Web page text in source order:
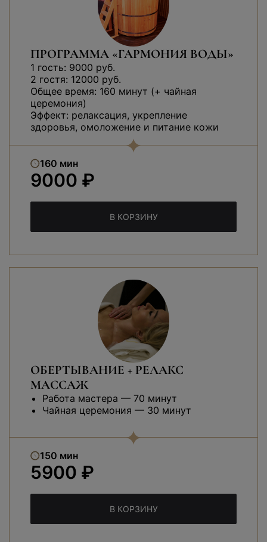
ПРОГРАММА «ГАРМОНИЯ ВОДЫ»
1 гость: 9000 руб.
2 гостя: 12000 руб.
Общее время: 160 минут (+ чайная
церемония)
Эффект: релаксация, укрепление
здоровья, омоложение и питание кожи
160 мин
9000 ₽
В КОРЗИНУ
ОБЕРТЫВАНИЕ + РЕЛАКС
МАССАЖ
Работа мастера — 70 минут
Чайная церемония — 30 минут
150 мин
5900 ₽
В КОРЗИНУ